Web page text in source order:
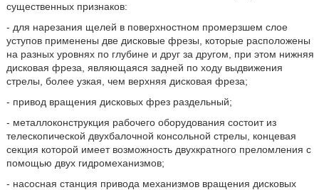
существенных признаков:
- для нарезания щелей в поверхностном промерзшем слое
уступов применены две дисковые фрезы, которые расположены
на разных уровнях по глубине и друг за другом, при этом нижняя
дисковая фреза, являющаяся задней по ходу выдвижения
стрелы, более узкая, чем верхняя дисковая фреза;
- привод вращения дисковых фрез раздельный;
- металлоконструкция рабочего оборудования состоит из
телескопической двухбалочной консольной стрелы, концевая
секция которой имеет возможность двухкратного преломления с
помощью двух гидромеханизмов;
- насосная станция привода механизмов вращения дисковых